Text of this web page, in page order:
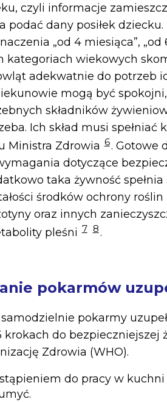
czyli informacje
podać dany posiłek
„od 4 miesiąca”, „od
kategoriach wiekowych
adekwatnie do potrzeb
mogą być
składników
Ich skład musi
Ministra Zdrowia 6. Gotowe
dotyczące
taka żywność
środków ochrony
oraz innych
pleśni 7 8.
pokarmów
pokarmy
do bezpieczniejszej
Zdrowia (WHO).
do pracy w